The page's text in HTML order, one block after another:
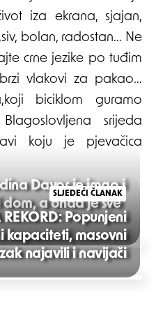
iza ekrana, sjajan,
bolan, radostan… Ne
crne jezike po tuđim
vlakovi za pakao…
biciklom guramo
srijeda
koju je pjevačica
Davor je imao i
a onda je sve
SLJEDEĆI ČLANAK
Popunjeni
kapaciteti, masovni
najavili i navijači